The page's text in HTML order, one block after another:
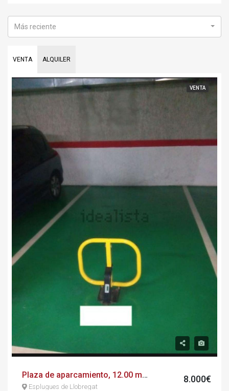
VENTA ALQUILER
Más reciente
VENTA
Plaza de aparcamiento, 12.00 m², calle de laureà miró, 238
Esplugues de Llobregat
8.000€